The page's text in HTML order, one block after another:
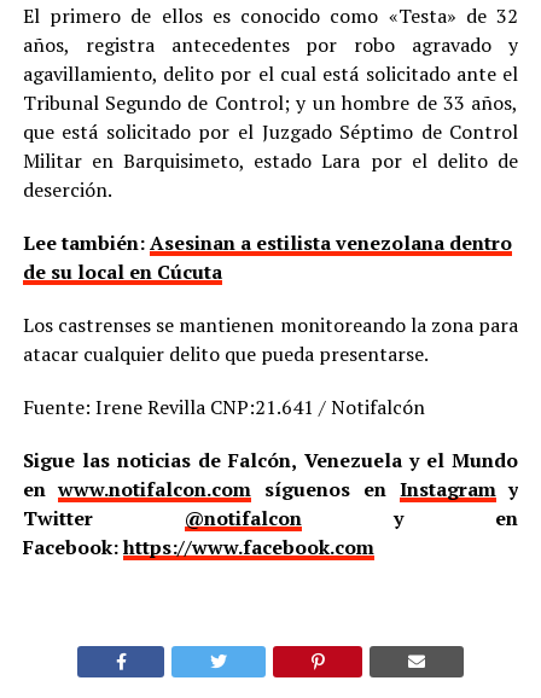
El primero de ellos es conocido como «Testa» de 32
años, registra antecedentes por robo agravado y
agavillamiento, delito por el cual está solicitado ante el
Tribunal Segundo de Control; y un hombre de 33 años,
que está solicitado por el Juzgado Séptimo de Control
Militar en Barquisimeto, estado Lara por el delito de
deserción.
Lee también:Asesinan a estilista venezolana dentro
de su local en Cúcuta
Los castrenses se mantienen monitoreando la zona para
atacar cualquier delito que pueda presentarse.
Fuente: Irene Revilla CNP:21.641 / Notifalcón
Sigue las noticias de Falcón, Venezuela y el Mundo
enwww.notifalcon.com síguenos en Instagramy
Twitter @notifalcony en
Facebook:https://www.facebook.com